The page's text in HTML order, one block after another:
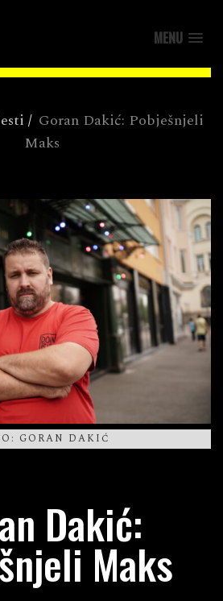
MENU
/ Goran Dakić: Pobješnjeli
Maks
GORAN DAKIĆ
Dakić:
Maks